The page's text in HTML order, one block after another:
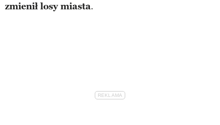
zmienił losy miasta.